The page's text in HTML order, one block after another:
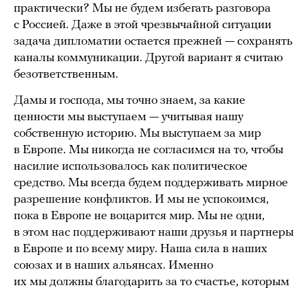
практически? Мы не будем избегать разговора
с Россией. Даже в этой чрезвычайной ситуации
задача дипломатии остается прежней — сохранять
каналы коммуникации. Другой вариант я считаю
безответственным.
Дамы и господа, мы точно знаем, за какие
ценности мы выступаем — учитывая нашу
собственную историю. Мы выступаем за мир
в Европе. Мы никогда не согласимся на то, чтобы
насилие использовалось как политическое
средство. Мы всегда будем поддерживать мирное
разрешение конфликтов. И мы не успокоимся,
пока в Европе не воцарится мир. Мы не одни,
в этом нас поддерживают наши друзья и партнеры
в Европе и по всему миру. Наша сила в наших
союзах и в наших альянсах. Именно
их мы должны благодарить за то счастье, которым